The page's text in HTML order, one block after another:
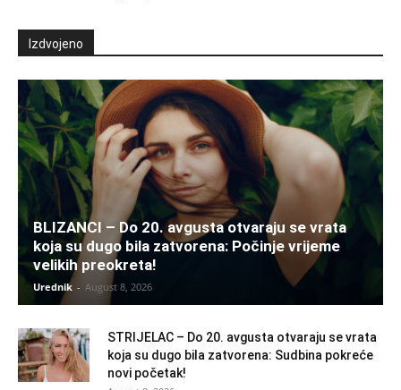
Izdvojeno
BLIZANCI – Do 20. avgusta otvaraju se vrata
koja su dugo bila zatvorena: Počinje vrijeme
velikih preokreta!
Urednik - August 8, 2026
STRIJELAC – Do 20. avgusta otvaraju se vrata
koja su dugo bila zatvorena: Sudbina pokreće
novi početak!